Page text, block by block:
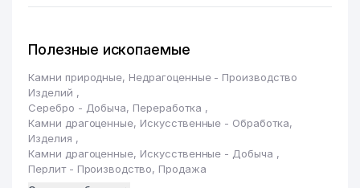
Полезные ископаемые
Камни природные, Недрагоценные - Производство
Изделий ,
Серебро - Добыча, Переработка ,
Камни драгоценные, Искусственные - Обработка,
Изделия ,
Камни драгоценные, Искусственные - Добыча ,
Перлит - Производство, Продажа